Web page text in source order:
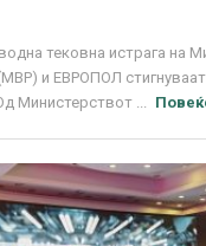
тековна истрага на
и ЕВРОПОЛ стигнуваат
Министерствот ...